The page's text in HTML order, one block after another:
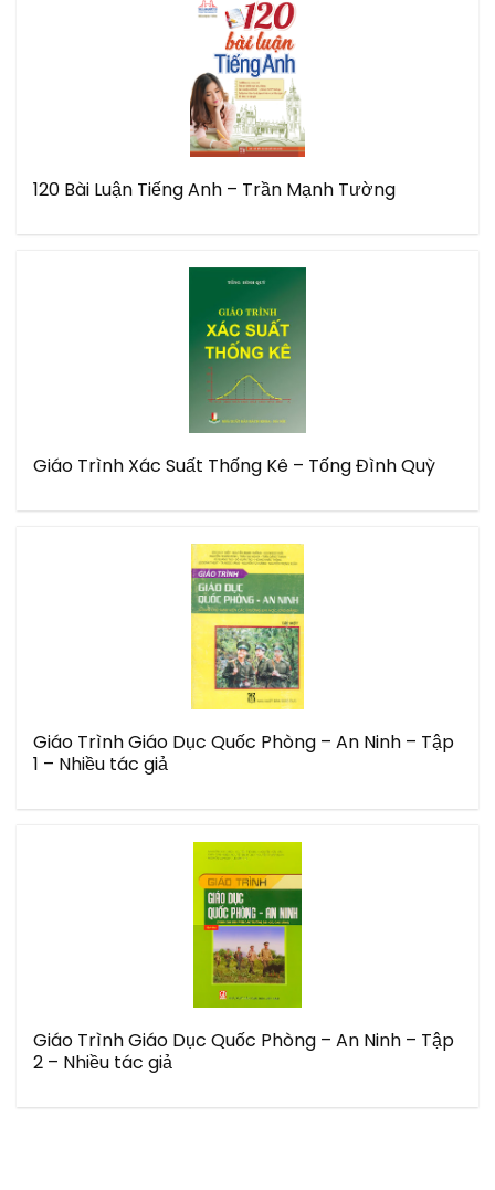
120 Bài Luận Tiếng Anh – Trần Mạnh Tường
Giáo Trình Xác Suất Thống Kê – Tống Đình Quỳ
Giáo Trình Giáo Dục Quốc Phòng – An Ninh – Tập
1 – Nhiều tác giả
Giáo Trình Giáo Dục Quốc Phòng – An Ninh – Tập
2 – Nhiều tác giả